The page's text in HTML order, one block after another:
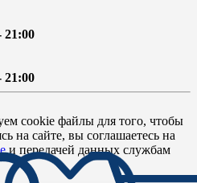
21:00
21:00
cookie файлы для того, чтобы
на сайте, вы соглашаетесь на
и передачей данных службам